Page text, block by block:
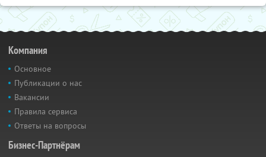
Компания
Основное
Публикации о нас
Вакансии
Правила сервиса
Ответы на вопросы
Бизнес-Партнёрам